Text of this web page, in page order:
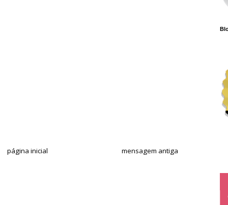
mensagem antiga
página inicial